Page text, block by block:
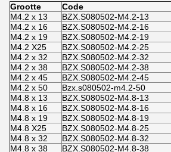
Grootte Code
M4.2 x 13
BZX.S080502-M4.2-13
M4.2 x 16
BZX.S080502-M4.2-16
M4.2 x 19
BZX.S080502-M4.2-19
M4.2 X25
BZX.S080502-M4.2-25
M4.2 x 32
BZX.S080502-M4.2-32
M4.2 x 38
BZX.S080502-M4.2-38
M4.2 x 45
BZX.S080502-M4.2-45
M4.2 x 50
Bzx.s080502-m4.2-50
M4.8 x 13
BZX.S080502-M4.8-13
M4.8 x 16
BZX.S080502-M4.8-16
M4.8 x 19
BZX.S080502-M4.8-19
M4.8 X25
BZX.S080502-M4.8-25
M4.8 x 32
BZX.S080502-M4.8-32
M4.8 x 38
BZX.S080502-M4.8-38